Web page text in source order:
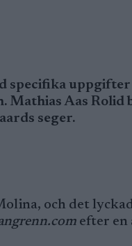
uppgifter
Mathias Aas Rolid
seger.
och det
efter en